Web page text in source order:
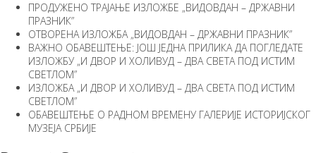
ПРОДУЖЕНО ТРАЈАЊЕ ИЗЛОЖБЕ „ВИДОВДАН – ДРЖАВНИ
ПРАЗНИК”
ОТВОРЕНА ИЗЛОЖБА „ВИДОВДАН – ДРЖАВНИ ПРАЗНИК”
ВАЖНО ОБАВЕШТЕЊЕ: ЈОШ ЈЕДНА ПРИЛИКА ДА ПОГЛЕДАТЕ
ИЗЛОЖБУ „И ДВОР И ХОЛИВУД – ДВА СВЕТА ПОД ИСТИМ
СВЕТЛОМ”
ИЗЛОЖБА „И ДВОР И ХОЛИВУД – ДВА СВЕТА ПОД ИСТИМ
СВЕТЛОМ”
ОБАВЕШТЕЊЕ О РАДНОМ ВРЕМЕНУ ГАЛЕРИЈЕ ИСТОРИЈСКОГ
МУЗЕЈА СРБИЈЕ